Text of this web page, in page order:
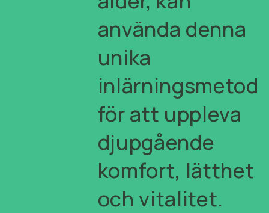
använda denna
unika
inlärningsmetod
för att uppleva
djupgående
komfort, lätthet
och vitalitet.